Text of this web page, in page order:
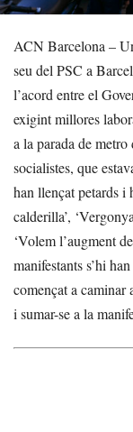
ACN Barcelona –
seu del PSC a
l’acord entre el
exigint millores
a la parada de
socialistes, que
han llençat petards i
calderilla’,
‘Volem l’augment
manifestants s’hi
començat a caminar
i sumar-se a la